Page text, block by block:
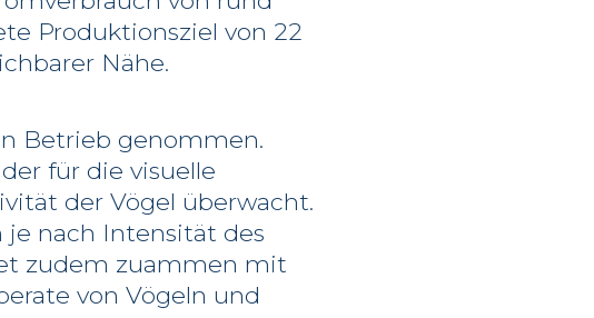
Produktionsziel von 22
Nähe.
Betrieb genommen.
für die visuelle
der Vögel überwacht.
je nach Intensität des
zudem zuammen mit
von Vögeln und